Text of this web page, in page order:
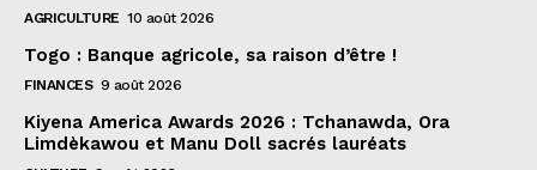
AGRICULTURE 10 août 2026
Togo : Banque agricole, sa raison d’être !
FINANCES 9 août 2026
Kiyena America Awards 2026 : Tchanawda, Ora
Limdèkawou et Manu Doll sacrés lauréats